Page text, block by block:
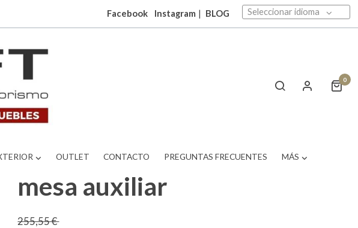
Facebook Instagram | BLOG Seleccionar idioma
0
OUTLET CONTACTO PREGUNTAS FRECUENTES MÁS
mesa auxiliar
255,55 €